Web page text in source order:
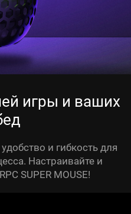
игры и ваших
и гибкость для
Настраивайте и
SUPER MOUSE!